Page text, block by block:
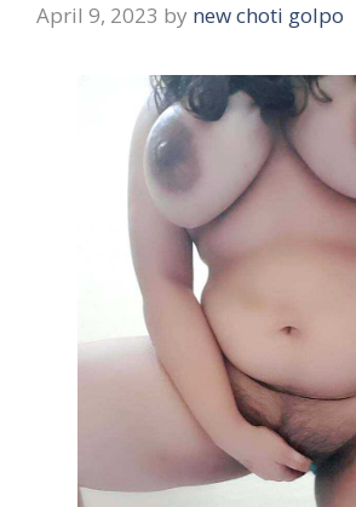
April 9, 2023 by new choti golpo